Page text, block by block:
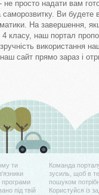
просто надати вам
саморозвитку. Ви будете
На завершення,
класу, наш портал
зручність використання
сайт прямо зараз і
ти
програми
під твій
Команда
зусиль, щоб в
пошуком
Користуйся із